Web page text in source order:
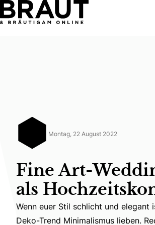
Fine Art-Wedding – Minimalismus als
Montag, 22 August 2022
Fine Art-
als
Wenn euer Stil schlicht und
Wenn euer Stil schlicht und
Deko-Trend Minimalismus lieben.